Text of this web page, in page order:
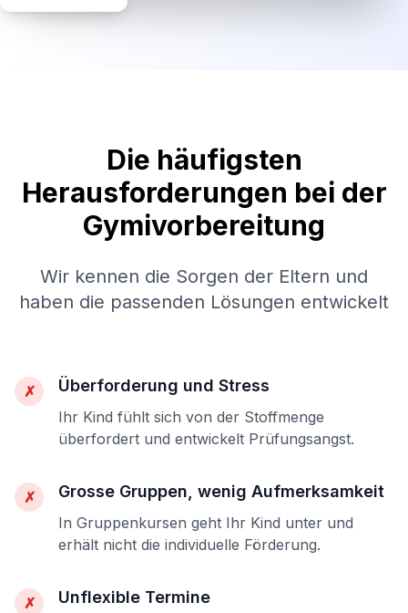
Die häufigsten
Herausforderungen bei der
Gymivorbereitung
Wir kennen die Sorgen der Eltern und
haben die passenden Lösungen entwickelt
✗ Überforderung und Stress
Ihr Kind fühlt sich von der Stoffmenge
überfordert und entwickelt Prüfungsangst.
✗ Grosse Gruppen, wenig Aufmerksamkeit
In Gruppenkursen geht Ihr Kind unter und
erhält nicht die individuelle Förderung.
✗ Unflexible Termine